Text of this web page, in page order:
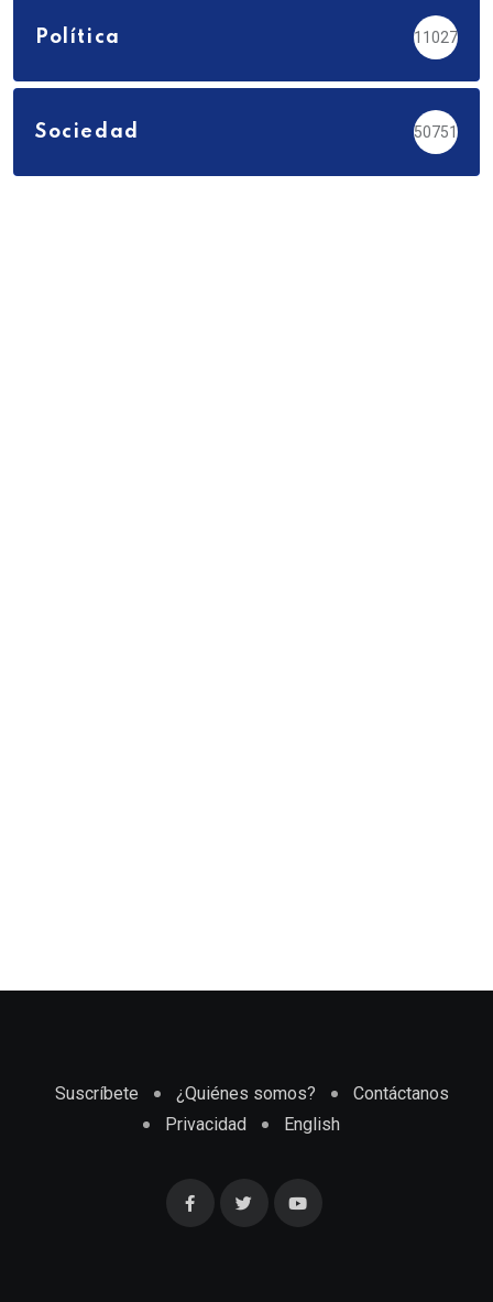
Política 11027
Sociedad 50751
Suscríbete ¿Quiénes somos?
Contáctanos
Privacidad
English